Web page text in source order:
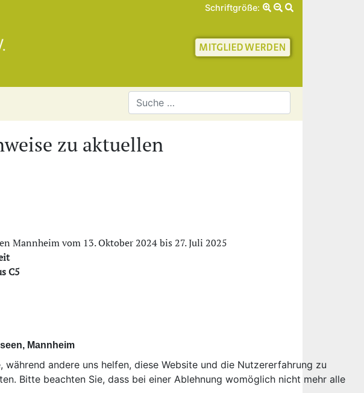
Schriftgröße:
Gesellschaft für Geschichte
zu aktuellen
Mannheim vom 13. Oktober 2024 bis 27. Juli 2025
C5
Mannheim
andere uns helfen, diese Website und die Nutzererfahrung zu
Bitte beachten Sie, dass bei einer Ablehnung womöglich nicht mehr alle